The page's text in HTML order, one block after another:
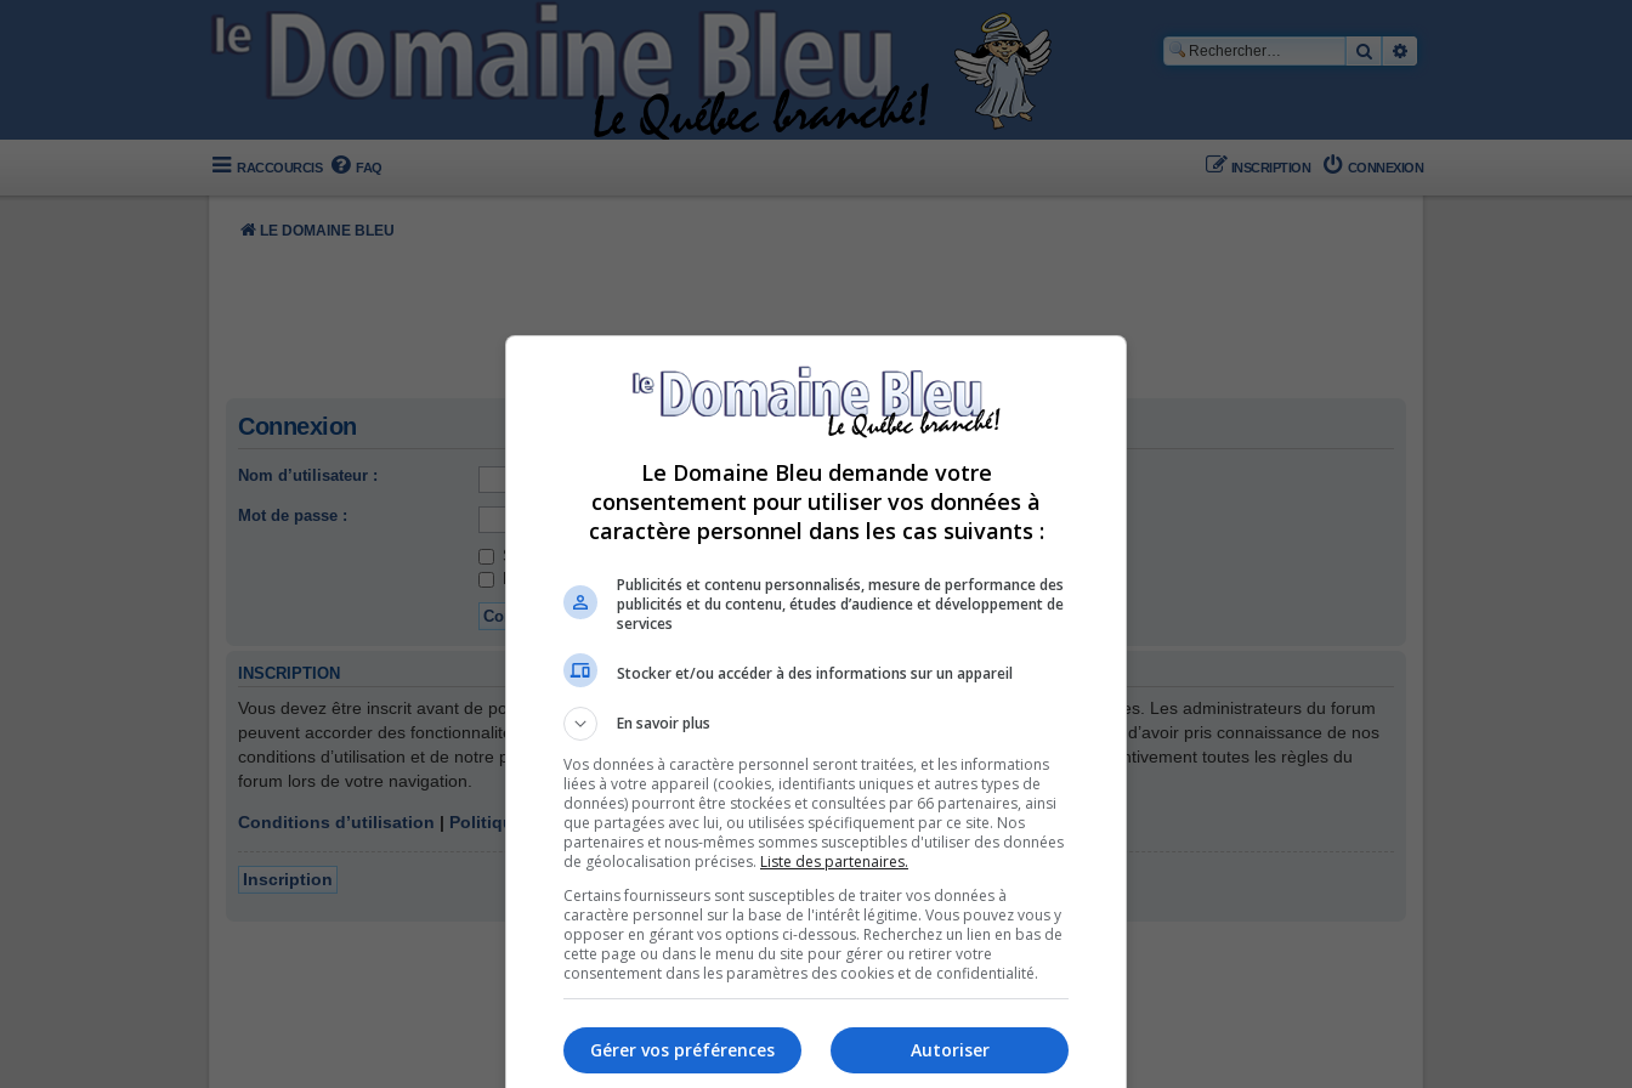
Rechercher
RACCOURCIS FAQ CONNEXION
INSCRIPTION
LE DOMAINE BLEU
Connexion
Nom d’utilisateur :
Mot de passe :
Se souvenir de moi
Masquer ma présence lors de cette session
INSCRIPTION
Vous devez être inscrit avant de pouvoir vous connecter. L’inscription est rapide et vous offre de nombreux avantages. Les administrateurs du forum
peuvent accorder des fonctionnalités supplémentaires aux utilisateurs inscrits. Avant de vous inscrire, assurez-vous d’avoir pris connaissance de nos
conditions d’utilisation et de notre politique de confidentialité. Veuillez également prendre le temps de consulter attentivement toutes les règles du
forum lors de votre navigation.
Conditions d’utilisation | Politique de confidentialité
Inscription
Le Domaine Bleu demande votre
consentement pour utiliser vos données à
caractère personnel dans les cas suivants :
Publicités et contenu personnalisés, mesure de performance des
publicités et du contenu, études d’audience et développement de
services
Stocker et/ou accéder à des informations sur un appareil
En savoir plus
Vos données à caractère personnel seront traitées, et les informations
liées à votre appareil (cookies, identifiants uniques et autres types de
données) pourront être stockées et consultées par 66 partenaires, ainsi
que partagées avec lui, ou utilisées spécifiquement par ce site. Nos
partenaires et nous-mêmes sommes susceptibles d'utiliser des données
de géolocalisation précises. Liste des partenaires.
Certains fournisseurs sont susceptibles de traiter vos données à
caractère personnel sur la base de l'intérêt légitime. Vous pouvez vous y
opposer en gérant vos options ci-dessous. Recherchez un lien en bas de
cette page ou dans le menu du site pour gérer ou retirer votre
consentement dans les paramètres des cookies et de confidentialité.
Autoriser
Gérer vos préférences